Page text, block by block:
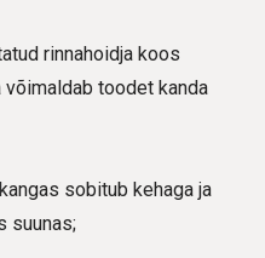
rinnahoidja koos
toodet kanda
sobitub kehaga ja
suunas;